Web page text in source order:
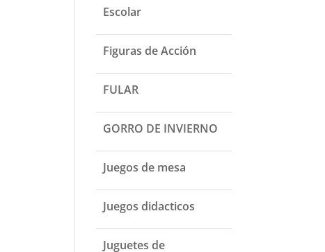
Escolar
Figuras de Acción
FULAR
GORRO DE INVIERNO
Juegos de mesa
Juegos didacticos
Juguetes de